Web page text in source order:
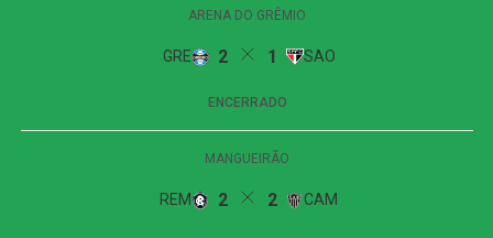
21h, de Brasília
amarelos
Athletico-PR: Arthur Dias e
Leozinho<br>Vitória: Martínez e Cacá
Vitória: Martínez